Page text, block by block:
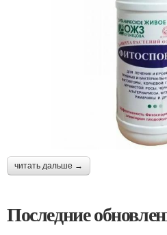
читать дальше →
Последние